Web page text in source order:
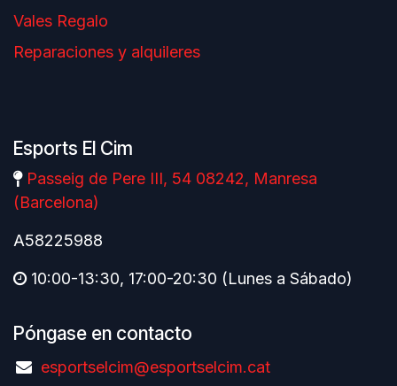
Vales Regalo
Reparaciones y alquileres
Esports El Cim
Passeig de Pere III, 54 08242, Manresa
(Barcelona)
A58225988
10:00-13:30, 17:00-20:30 (Lunes a Sábado)
Póngase en contacto
esportselcim@esportselcim.cat